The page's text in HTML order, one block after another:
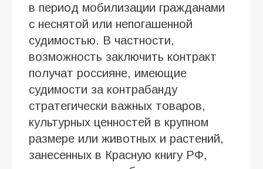
в период мобилизации гражданами
с неснятой или непогашенной
судимостью. В частности,
возможность заключить контракт
получат россияне, имеющие
судимости за контрабанду
стратегически важных товаров,
культурных ценностей в крупном
размере или животных и растений,
занесенных в Красную книгу РФ,